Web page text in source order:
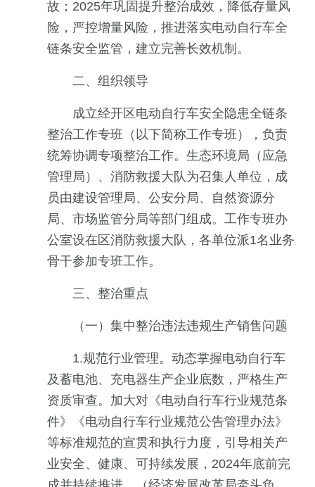
故；2025年巩固提升整治成效，降低存量风
险，严控增量风险，推进落实电动自行车全
链条安全监管，建立完善长效机制。
二、组织领导
成立经开区电动自行车安全隐患全链条
整治工作专班（以下简称工作专班），负责
统筹协调专项整治工作。生态环境局（应急
管理局）、消防救援大队为召集人单位，成
员由建设管理局、公安分局、自然资源分
局、市场监管分局等部门组成。工作专班办
公室设在区消防救援大队，各单位派1名业务
骨干参加专班工作。
三、整治重点
（一）集中整治违法违规生产销售问题
1.规范行业管理。动态掌握电动自行车
及蓄电池、充电器生产企业底数，严格生产
资质审查。加大对《电动自行车行业规范条
件》《电动自行车行业规范公告管理办法》
等标准规范的宣贯和执行力度，引导相关产
业安全、健康、可持续发展，2024年底前完